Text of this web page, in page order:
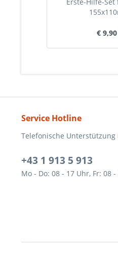
€
Service Hotline
Telefonische
+43 1 913 5 913
Mo - Do: 08 - 17 Uhr, Fr: 08